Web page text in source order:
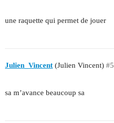
une raquette qui permet de jouer
Julien_Vincent (Julien Vincent) #5
sa m’avance beaucoup sa